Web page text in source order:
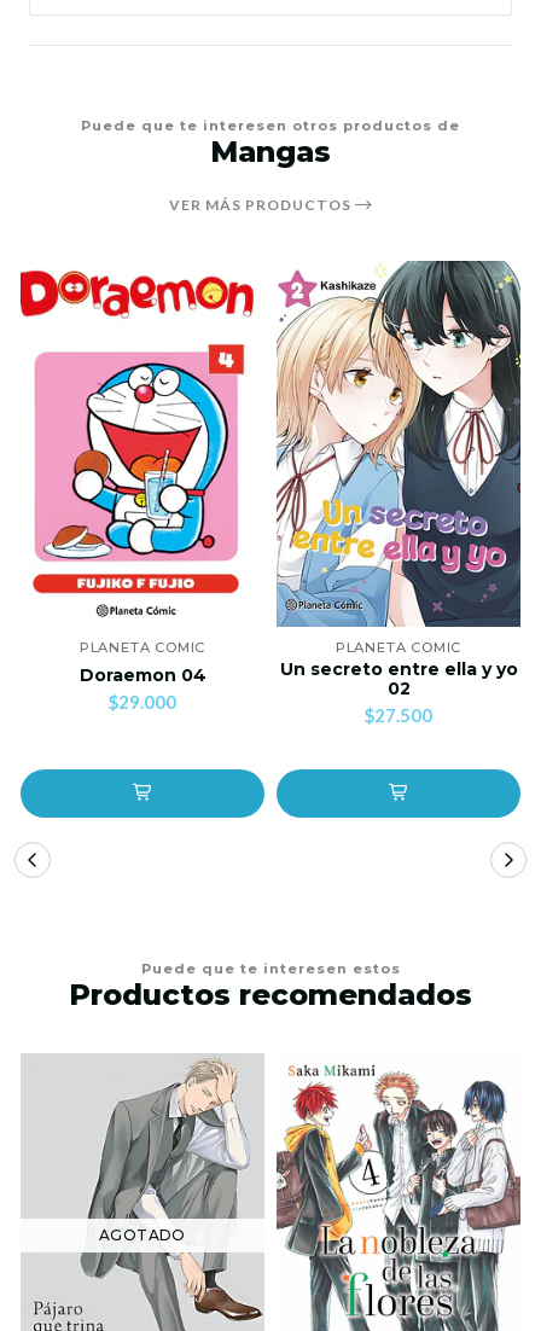
Puede que te interesen otros productos de
Mangas
VER MÁS PRODUCTOS
PLANETA COMIC
Doraemon 04
$29.000
PLANETA COMIC
Un secreto entre ella y yo
02
$27.500
Puede que te interesen estos
Productos recomendados
AGOTADO